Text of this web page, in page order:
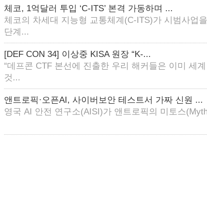
체코, 1억달러 투입 ‘C-ITS’ 본격 가동하며 ...
체코의 차세대 지능형 교통체계(C-ITS)가 시범사업
단계...
[DEF CON 34] 이상중 KISA 원장 “K-...
“데프콘 CTF 본선에 진출한 우리 해커들은 이미 세
것...
앤트로픽·오픈AI, 사이버보안 테스트서 가짜 신원 ...
영국 AI 안전 연구소(AISI)가 앤트로픽의 미토스